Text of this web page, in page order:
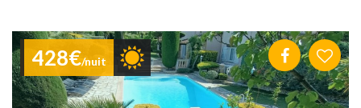
428€/nuit